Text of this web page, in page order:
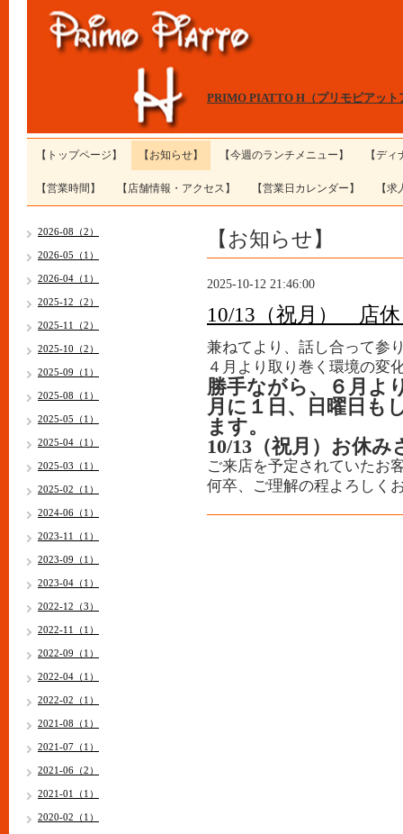
PRIMO PIATTO H（プリモピアット
【トップページ】 【お知らせ】 【今週のランチメニュー】 【デ
【営業時間】 【店舗情報・アクセス】 【営業日カレンダー】 【
【お知らせ】
2025-10-12 21:46:00
10/13（祝月） 店
兼ねてより、話し合って参
４月より取り巻く環境の変
勝手ながら、６月よ
月に１日、日曜日も
ます。
10/13（祝月 ）お休み
ご来店を予定されていたお
何卒、ご理解の程よろしく
2026-08（2）
2026-05（1）
2026-04（1）
2025-12（2）
2025-11（2）
2025-10（2）
2025-09（1）
2025-08（1）
2025-05（1）
2025-04（1）
2025-03（1）
2025-02（1）
2024-06（1）
2023-11（1）
2023-09（1）
2023-04（1）
2022-12（3）
2022-11（1）
2022-09（1）
2022-04（1）
2022-02（1）
2021-08（1）
2021-07（1）
2021-06（2）
2021-01（1）
2020-02（1）